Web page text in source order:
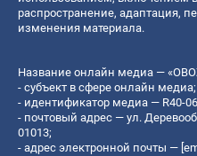
распространение, адаптация,
изменения материала.
Название онлайн медиа —
- субъект в сфере онлайн медиа;
- идентификатор медиа — R40-
- почтовый адрес — ул.
01013;
- адрес электронной почты —